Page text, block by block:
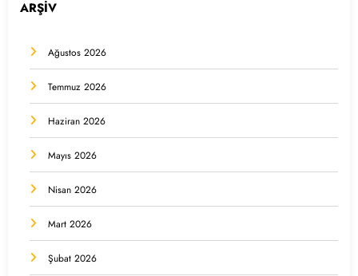
ARŞİV
Ağustos 2026
Temmuz 2026
Haziran 2026
Mayıs 2026
Nisan 2026
Mart 2026
Şubat 2026